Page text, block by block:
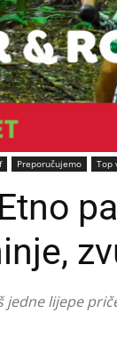
Preporučujemo Top
lijepe